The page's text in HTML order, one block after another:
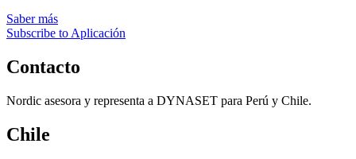
Saber más
Subscribe to Aplicación
Contacto
Nordic asesora y representa a DYNASET para Perú y Chile.
Chile